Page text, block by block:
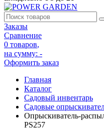
Заказы
Сравнение
0 товаров,
на сумму: -
Оформить заказ
Главная
Каталог
Садовый инвентарь
Садовые
Опрыскиватель-
PS257